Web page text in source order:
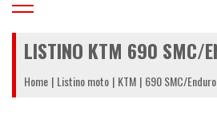
LISTINO KTM 690 SMC/
Home Listino moto KTM 690 SMC/Enduro